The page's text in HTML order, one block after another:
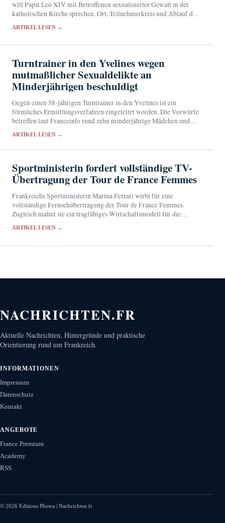
will Papst Leo XIV mit Betroffenen sexualisierter Gewalt in der
katholischen Kirche sprechen. Ort, Teilnehmerkreis und Ablauf der
ARTIKEL LESEN →
Turntrainer in den Yvelines wegen
mutmaßlicher Sexualdelikte an
Minderjährigen beschuldigt
Gegen einen 58-jährigen Turntrainer in den Yvelines ist ein
förmliches Ermittlungsverfahren eingeleitet worden. Die Vorwürfe
betreffen laut Franceinfo rund zehn minderjährige Mädchen und
ARTIKEL LESEN →
Sportministerin fordert vollständige TV-
Übertragung der Tour de France Femmes
Frankreichs Sportministerin Marina Ferrari wirbt für eine
vollständige Fernsehübertragung der Tour de France Femmes.
Zugleich mahnt sie ein tragfähiges Wirtschaftsmodell für die
ARTIKEL LESEN →
NACHRICHTEN.FR
Aktuelle Nachrichten, Hintergründe und praktische
Orientierung rund um Frankreich.
INFORMATIONEN
Impressum
Datenschutz
Kontakt
ANGEBOTE
France Premium
Academy
RSS
© 2026 Editions Photra | Nachrichten.fr